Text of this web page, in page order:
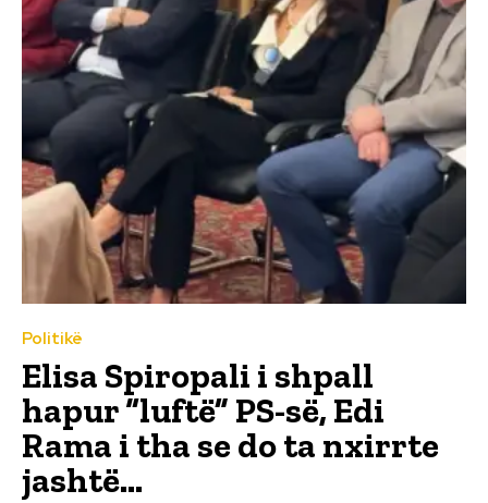
Politikë
Elisa Spiropali i shpall
hapur “luftë” PS-së, Edi
Rama i tha se do ta nxirrte
jashtë…